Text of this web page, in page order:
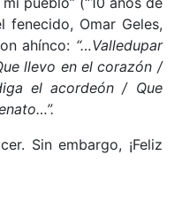
fenecido, Omar Geles,
ahínco: “…Valledupar
llevo en el corazón /
el acordeón / Que
Sin embargo, ¡Feliz